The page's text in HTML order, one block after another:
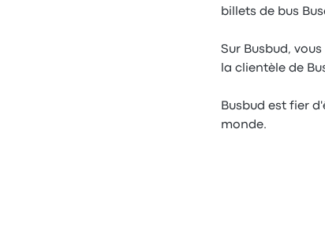
billets de bus
Sur Busbud,
la clientèle de
Busbud est fier
monde.